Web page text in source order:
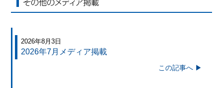
2026年8月3日
2026年7月メディア掲載
この記事へ ▶